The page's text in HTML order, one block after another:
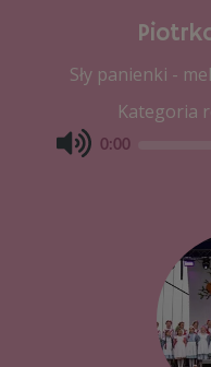
Sły panienki -
Kategoria
0:00